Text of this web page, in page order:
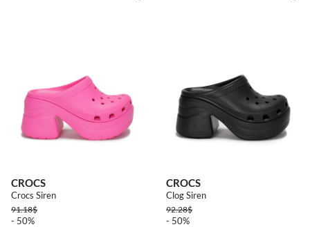
CROCS
Crocs Siren
91.18$
- 50%
CROCS
Clog Siren
92.28$
- 50%